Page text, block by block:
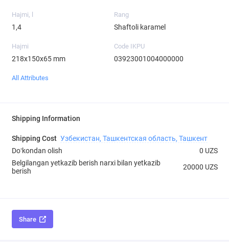
Hajmi, l
1,4
Rang
Shaftoli karamel
Hajmi
218х150х65 mm
Code IKPU
03923001004000000
All Attributes
Shipping Information
Shipping Cost Узбекистан, Ташкентская область, Ташкент
Doʻkondan olish
0 UZS
Belgilangan yetkazib berish narxi bilan yetkazib
berish
20000 UZS
Share